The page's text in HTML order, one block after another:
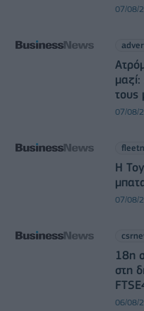
07/08/
τους
07/08/
Η
07/08/
18η
στη
06/08/